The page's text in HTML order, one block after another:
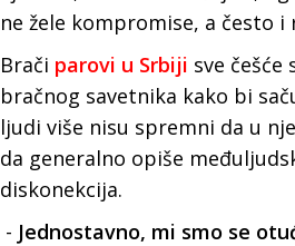
ne žele kompromise, a često
Brači parovi u Srbiji sve češće
bračnog savetnika kako bi
ljudi više nisu spremni da u
da generalno opiše
diskonekcija.
- Jednostavno, mi smo se